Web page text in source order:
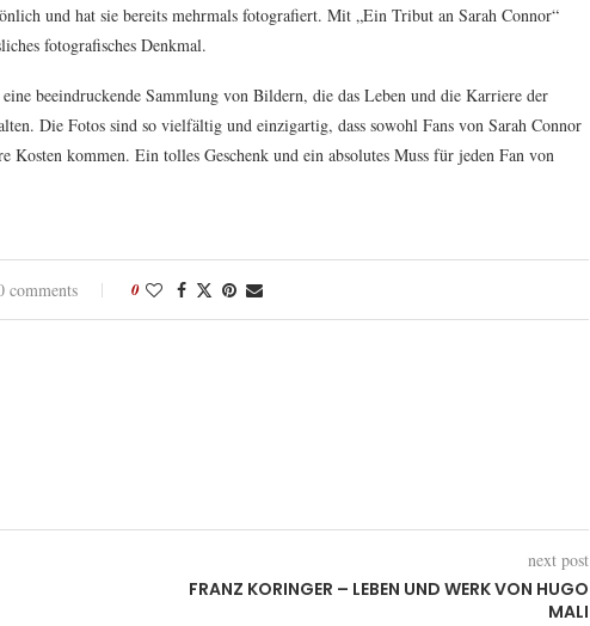
und hat sie bereits mehrmals fotografiert. Mit „Ein Tribut an Sarah Connor“
fotografisches Denkmal.
beeindruckende Sammlung von Bildern, die das Leben und die Karriere der
Die Fotos sind so vielfältig und einzigartig, dass sowohl Fans von Sarah Connor
Kosten kommen. Ein tolles Geschenk und ein absolutes Muss für jeden Fan von
comments 0
next post
FRANZ KORINGER – LEBEN UND WERK VON HUGO
MALI